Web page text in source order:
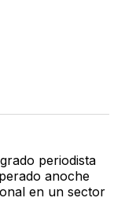
periodista
anoche
en un sector